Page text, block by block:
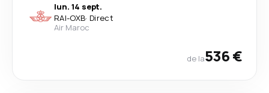
lun. 14 sept.
RAI-OXB· Direct
Air Maroc
de la536 €